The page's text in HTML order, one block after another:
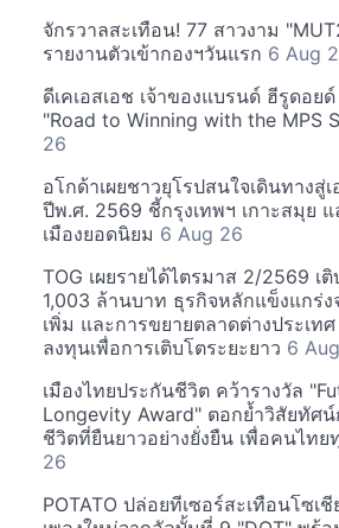
จักรวาลสะเทือน! 77 สาวงาม
รายงานตัวเข้ากองฯวันแรก 6 Aug
ดีเคเอสเอช เจ้าของแบรนด์ ฮีรูดอย
"Road to Winning with the MPS
26
อโกด้าเผยชาวยุโรปสนใจเดินทางสู่
ปีพ.ศ. 2569 ชี้กรุงเทพฯ เกาะสมุย
เมืองยอดนิยม 6 Aug 26
TOG เผยรายได้ไตรมาส 2/2569 เ
1,003 ล้านบาท ธุรกิจหลักแข็งแกร่ง
เพิ่ม และการขยายตลาดต่างประเท
ลงทุนเพื่อการเติบโตระยะยาว 6
เมืองไทยประกันชีวิต คว้ารางวัล
Longevity Award" ตอกย้ำวิสัยทัศ
ชีวิตที่ยืนยาวอย่างยั่งยืน เพื่อคนไทย
26
POTATO ปล่อยทีเซอร์สะเทือนโซเ